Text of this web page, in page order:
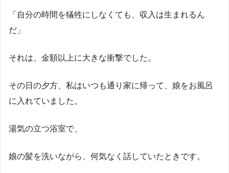
「自分の時間を犠牲にしなくても、収入は生まれるん
だ」
それは、金額以上に大きな衝撃でした。
その日の夕方、私はいつも通り家に帰って、娘をお風呂
に入れていました。
湯気の立つ浴室で、
娘の髪を洗いながら、何気なく話していたときです。